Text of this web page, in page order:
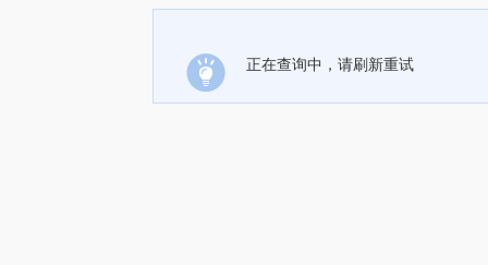
正在查询中，请刷新重试